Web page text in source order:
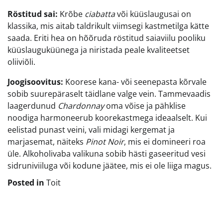
Röstitud sai: Krõbe ciabattavõi küüslaugusai on
klassika, mis aitab taldrikult viimsegi kastmetilga kätte
saada. Eriti hea on hõõruda röstitud saiaviilu pooliku
küüslauguküünega ja niristada peale kvaliteetset
oliiviõli.
Joogisoovitus: Koorese kana- või seenepasta kõrvale
sobib suurepäraselt täidlane valge vein. Tammevaadis
laagerdunud Chardonnayoma võise ja pähklise
noodiga harmoneerub koorekastmega ideaalselt. Kui
eelistad punast veini, vali midagi kergemat ja
marjasemat, näiteks Pinot Noir, mis ei domineeri roa
üle. Alkoholivaba valikuna sobib hästi gaseeritud vesi
sidruniviiluga või kodune jäätee, mis ei ole liiga magus.
Posted in Toit